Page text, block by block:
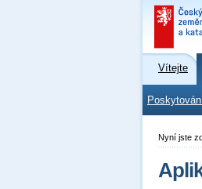
Vítejte
Nyní jste